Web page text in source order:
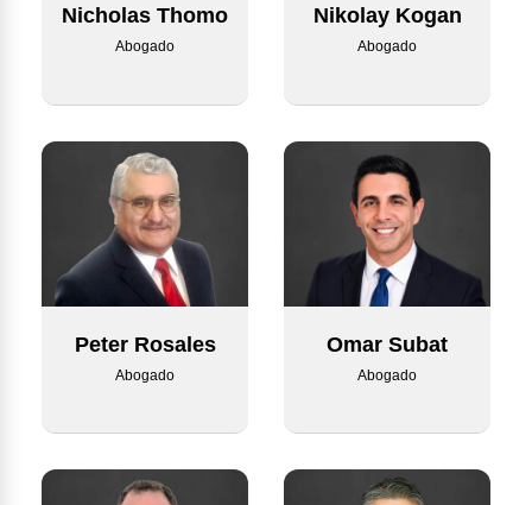
Nicholas Thomo
Abogado
Nikolay Kogan
Abogado
Peter Rosales
Abogado
Omar Subat
Abogado